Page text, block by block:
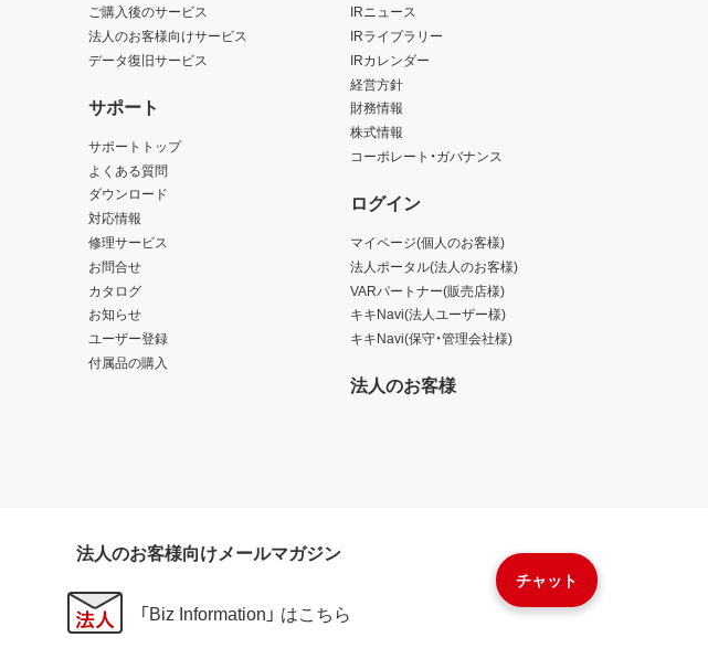
チャット
ご購入後のサービス
法人のお客様向けサービス
データ復旧サービス
サポート
サポートトップ
よくある質問
ダウンロード
対応情報
修理サービス
お問合せ
カタログ
お知らせ
ユーザー登録
付属品の購入
IRニュース
IRライブラリー
IRカレンダー
経営方針
財務情報
株式情報
コーポレート・ガバナンス
ログイン
マイページ(個人のお客様)
法人ポータル(法人のお客様)
VARパートナー(販売店様)
キキNavi(法人ユーザー様)
キキNavi(保守・管理会社様)
法人のお客様
法人のお客様向けメールマガジン
「Biz Information」 はこちら